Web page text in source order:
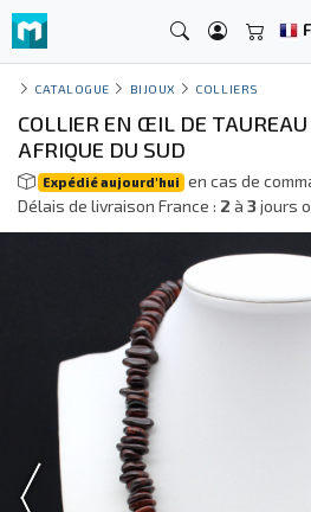
CATALOGUE BIJOUX COLLIERS
COLLIER EN ŒIL DE
AFRIQUE DU SUD
Expédié aujourd'hui en cas de
Délais de livraison France : 2 à 3jours